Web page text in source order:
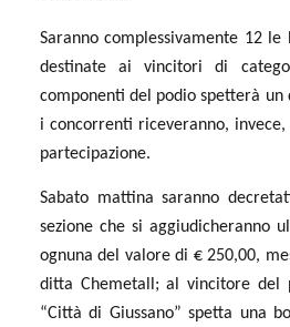
Saranno complessivamente 12
destinate ai vincitori di
componenti del podio spetterà
i concorrenti riceveranno,
partecipazione.
Sabato mattina saranno
sezione che si aggiudicheranno
ognuna del valore di € 250,00,
ditta Chemetall; al vincitore del
“Città di Giussano” spetta una